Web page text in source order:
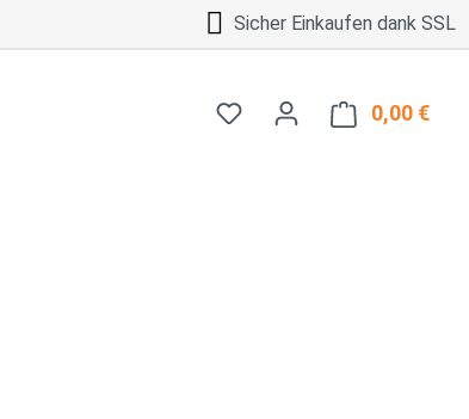
Sicher Einkaufen dank SSL
0,00 €